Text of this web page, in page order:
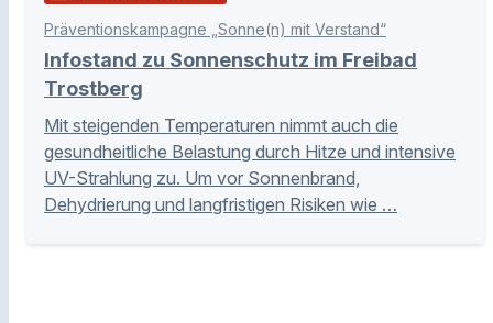
Präventionskampagne „Sonne(n) mit Verstand“
Infostand zu Sonnenschutz im Freibad
Trostberg
Mit steigenden Temperaturen nimmt auch die
gesundheitliche Belastung durch Hitze und intensive
UV-Strahlung zu. Um vor Sonnenbrand,
Dehydrierung und langfristigen Risiken wie …